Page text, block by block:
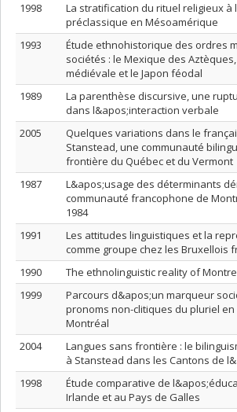
1998
La stratification du rituel religieux à
préclassique en Mésoamérique
1993
Étude ethnohistorique des ordres
sociétés : le Mexique des
médiévale et le Japon féodal
1989
La parenthèse discursive, une
dans l&apos;interaction verbale
2005
Quelques variations dans le
Stanstead, une communauté
frontière du Québec et du Vermont
1987
L&apos;usage des déterminants
communauté francophone de
1984
1991
Les attitudes linguistiques et la
comme groupe chez les Bruxellois
1990
The ethnolinguistic reality of
1999
Parcours d&apos;un marqueur
pronoms non-clitiques du pluriel
Montréal
2004
Langues sans frontière : le
à Stanstead dans les Cantons de
1998
Étude comparative de
Irlande et au Pays de Galles